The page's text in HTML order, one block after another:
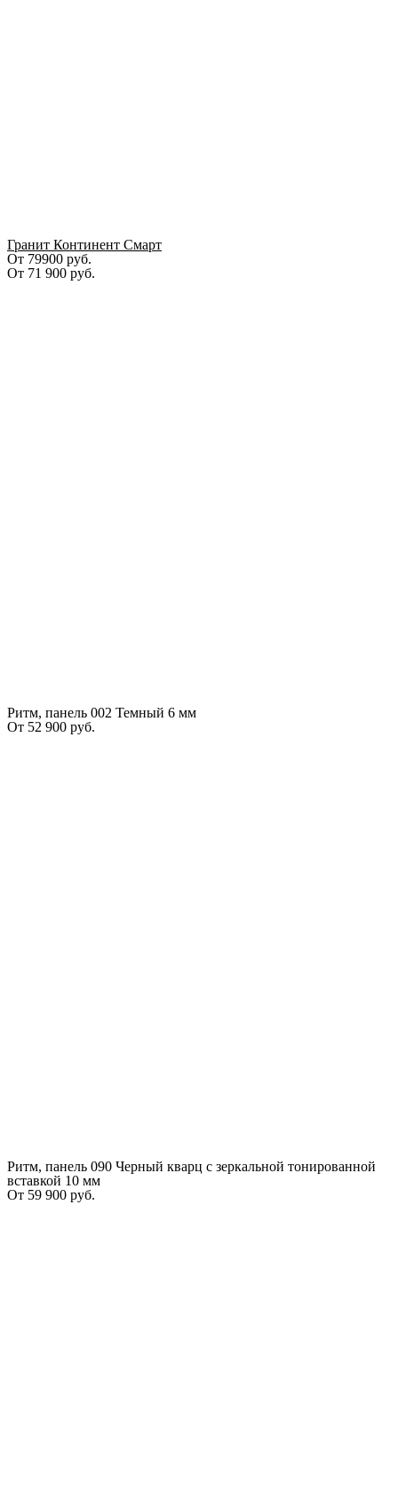
Гранит Континент Смарт
От 79900 руб.
От 71 900 руб.
Ритм, панель 002 Темный 6 мм
От 52 900 руб.
Ритм, панель 090 Черный кварц с зеркальной тонированной
вставкой 10 мм
От 59 900 руб.